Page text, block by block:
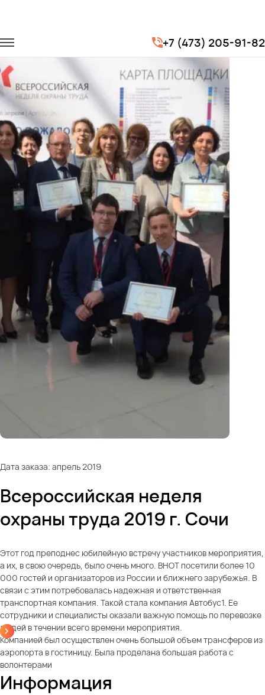
+7 (473) 205-91-82
Транспорт на мероприятия
Всероссийская неделя охраны труда 2019 г. Сочи
Дата заказа: апрель 2019
Всероссийская неделя
охраны труда 2019 г. Сочи
Этот год преподнес юбилейную встречу участников мероприятия,
а их, в свою очередь, было очень много. ВНОТ посетили более 10
000 гостей и организаторов из России и ближнего зарубежья. В
связи с этим потребовалась надежная и ответственная
транспортная компания. Такой стала компания Автобус1. Ее
сотрудники и специалисты оказали важную помощь по перевозке
людей в течении всего времени мероприятия.
Компанией был осуществлен очень большой объем трансферов из
аэропорта в гостиницу. Была проделана большая работа с
волонтерами
Информация